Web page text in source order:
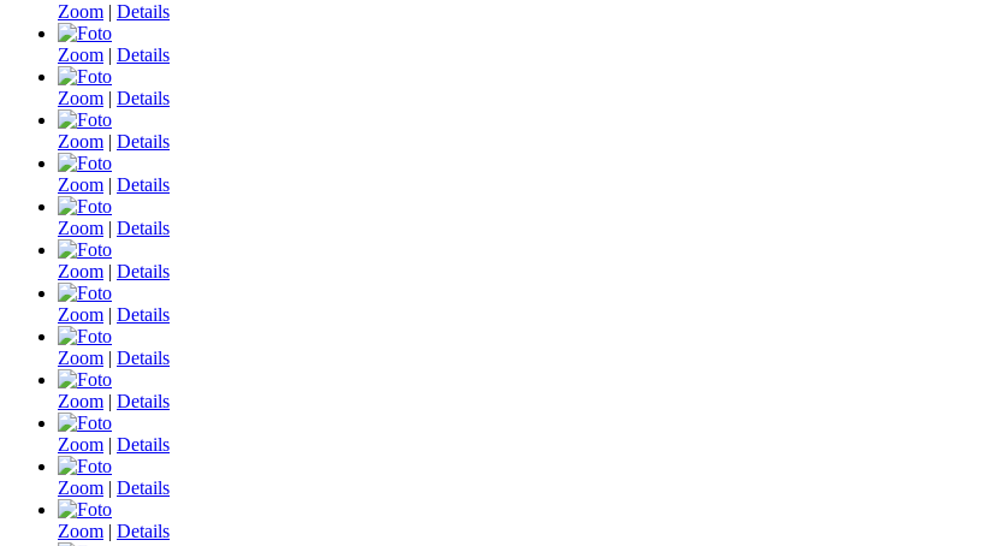
Zoom | Details
Zoom | Details
Zoom | Details
Zoom | Details
Zoom | Details
Zoom | Details
Zoom | Details
Zoom | Details
Zoom | Details
Zoom | Details
Zoom | Details
Zoom | Details
Zoom | Details